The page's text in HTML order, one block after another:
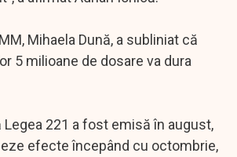
Mihaela Dună, a subliniat că
5 milioane de dosare va dura
221 a fost emisă în august,
efecte începând cu octombrie,